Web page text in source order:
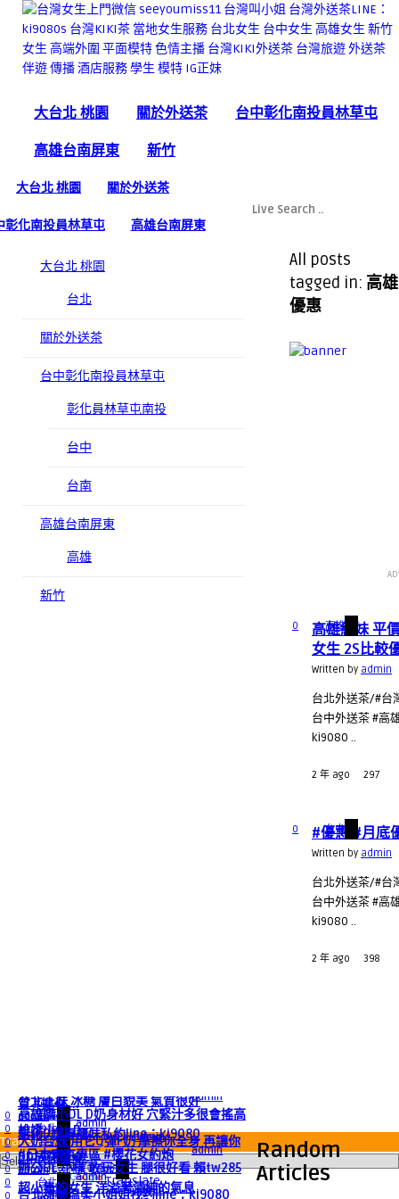
大台北 桃園 關於外送茶 台中彰化南投員林草屯
高雄台南屏東 新竹
大台北 桃園 關於外送茶
彰化南投員林草屯 高雄台南屏東
大台北 桃園
台北
關於外送茶
台中彰化南投員林草屯
彰化員林草屯南投
台中
台南
高雄台南屏東
高雄
新竹
All posts
tagged in: 高雄
優惠
0 高雄
高雄約妹 平
女生 2S比較
Written by admin
台北外送茶/#台
台中外送茶 #高
ki9080 ..
2 年 ago 297
0 台中
#優惠 #月底
Written by admin
台北外送茶/#台
台中外送茶 #高
ki9080 ..
2 年 ago 398
Random
Articles
0 高雄
0 台北
質 #提� ...
0 台北
台北正妹 冰糖 膚白貌美 氣質很好
0 高雄
admin
高雄嬌小OL D奶身材好 穴緊汁多很會搖高
雄嬌小OL D ...
0 彰化員林草屯南投
admin
彰化D奶專櫃妹私約line：ki9080
0 台北
admin
大奶台妹 用它Q彈F奶 摩擦你全身 再讓你
DD放在雙� ...
0 說明
admin
#日本東京專區 #櫻花女約炮 admin
辦公OL 小樣 敢玩女生 腿很好看 賴tw285
admin
超小隻的女生 洋溢著清純的氣息
admin
台北甜美温柔小姐姐找约line：ki9080
admin
Translate »
Powered by Translate